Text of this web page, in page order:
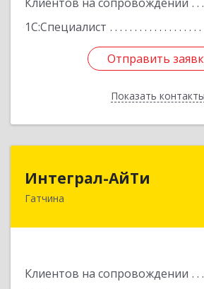
1С:Специалист
Отправить
Показать контакты
Отправить
Назад
Интеграл-АйТи
Гатчина
Клиентов на сопровождении
188300, Ленинградская обл,